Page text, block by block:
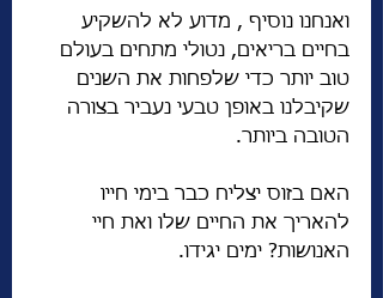
ואנחנו נוסיף , מדוע לא להשקיע
בחיים בריאים, נטולי מתחים בעולם
טוב יותר כדי שלפחות את השנים
שקיבלנו באופן טבעי נעביר בצורה
הטובה ביותר.
האם בזוס יצליח כבר בימי חייו
להאריך את החיים שלו ואת חיי
האנושות? ימים יגידו.